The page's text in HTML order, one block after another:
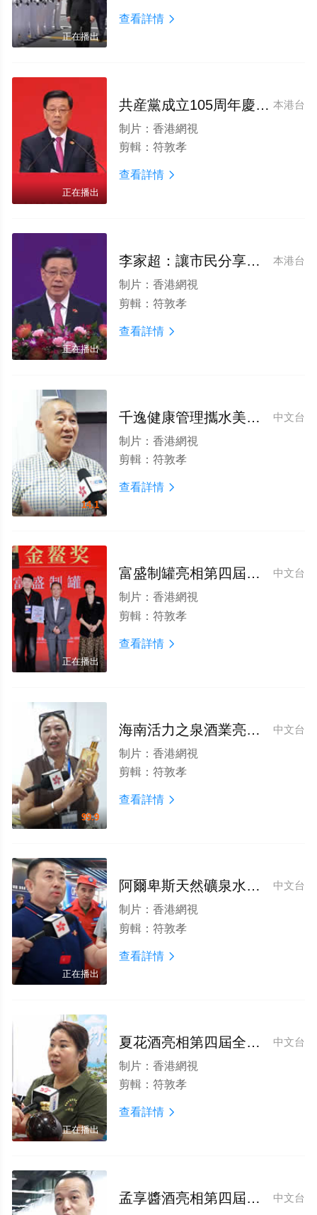
正在播出
查看詳情 
正在播出
本港台
共産黨成立105周年慶祝活動展開
制片： 香港網視
剪輯： 符敦孝
查看詳情 
正在播出
本港台
李家超：讓市民分享更多經濟紅利
制片： 香港網視
剪輯： 符敦孝
查看詳情 
14.1
中文台
千逸健康管理攜水美姿噴霧系列産品亮相第四屆全球食品飲料論壇深受關注
制片： 香港網視
剪輯： 符敦孝
查看詳情 
正在播出
中文台
富盛制罐亮相第四屆全球食品飲料論壇榮獲金鳌獎
制片： 香港網視
剪輯： 符敦孝
查看詳情 
99.9
中文台
海南活力之泉酒業亮相第四屆全球食品飲料論壇博覽會
制片： 香港網視
剪輯： 符敦孝
查看詳情 
正在播出
中文台
阿爾卑斯天然礦泉水亮相第四屆全球食品飲料論壇博覽會備受青睐
制片： 香港網視
剪輯： 符敦孝
查看詳情 
正在播出
中文台
夏花酒亮相第四屆全球食品飲料論壇博覽會
制片： 香港網視
剪輯： 符敦孝
查看詳情 
中文台
孟享醬酒亮相第四屆全球食品飲料論壇博覽會